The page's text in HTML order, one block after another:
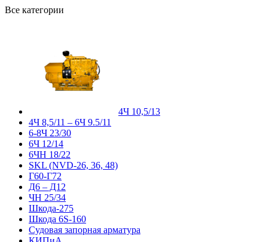
Все категории
4Ч 10,5/13
4Ч 8,5/11 – 6Ч 9.5/11
6-8Ч 23/30
6Ч 12/14
6ЧН 18/22
SKL (NVD-26, 36, 48)
Г60-Г72
Д6 – Д12
ЧН 25/34
Шкода-275
Шкода 6S-160
Судовая запорная арматура